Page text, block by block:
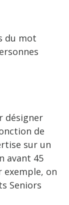
du mot
désigner
de
sur un
avant 45
exemple, on
Seniors